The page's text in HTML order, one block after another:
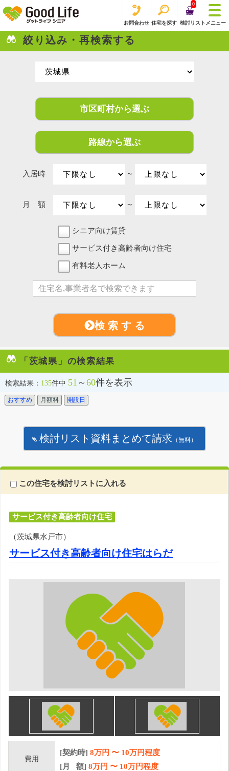
お問合わせ 住宅を探す
0
検討リスト メニュー
絞り込み・再検索する
市区町村から選ぶ
路線から選ぶ
入居時 〜
月 額 〜
シニア向け賃貸
サービス付き高齢者向け住宅
有料老人ホーム
検 索 す る
「茨城県」の検索結果
検索結果： 135件中 51 ～ 60件を表示
おすすめ 月額料 開設日
検討リスト資料まとめて請求 （無料）
この住宅を検討リストに入れる
サービス付き高齢者向け住宅
（茨城県水戸市）
サービス付き高齢者向け住宅はらだ
費用
[契約時] 8万円 〜 10万円程度
[月 額] 8万円 〜 10万円程度